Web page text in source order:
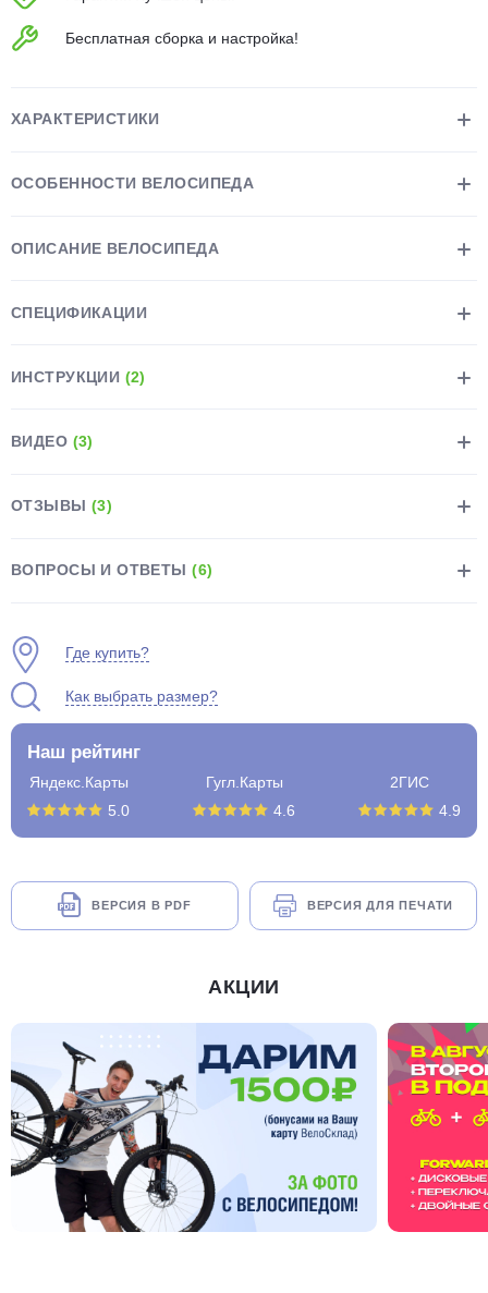
Бесплатная сборка и настройка!
ХАРАКТЕРИСТИКИ
ОСОБЕННОСТИ ВЕЛОСИПЕДА
ОПИСАНИЕ ВЕЛОСИПЕДА
СПЕЦИФИКАЦИИ
ИНСТРУКЦИИ (2)
ВИДЕО (3)
ОТЗЫВЫ (3)
ВОПРОСЫ И ОТВЕТЫ(6)
Где купить?
Как выбрать размер?
Наш рейтинг
Яндекс.Карты
5.0
Гугл.Карты
4.6
2ГИС
4.9
ВЕРСИЯ В PDF ВЕРСИЯ ДЛЯ ПЕЧАТИ
АКЦИИ
недели
Остались вопросы?